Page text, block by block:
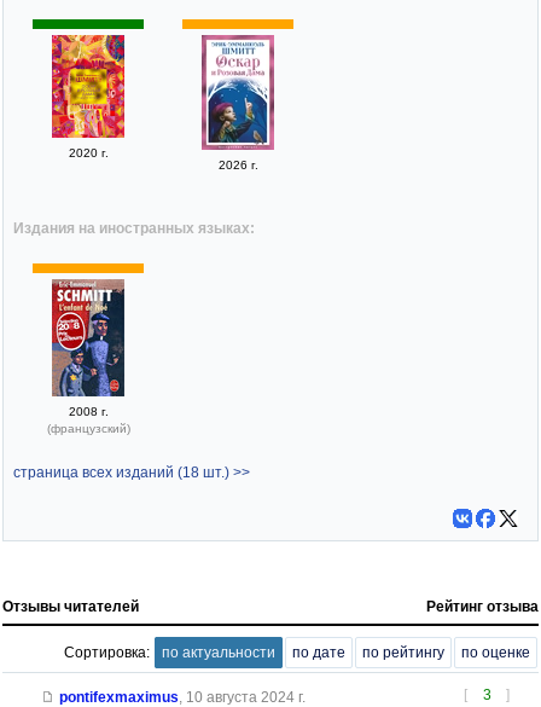
2020 г.
2026 г.
Издания на иностранных языках:
2008 г.
(французский)
страница всех изданий (18 шт.) >>
Отзывы читателей Рейтинг отзыва
Сортировка: по актуальности по дате по рейтингу по оценке
[ 3 ]
pontifexmaximus 10 августа 2024 г.